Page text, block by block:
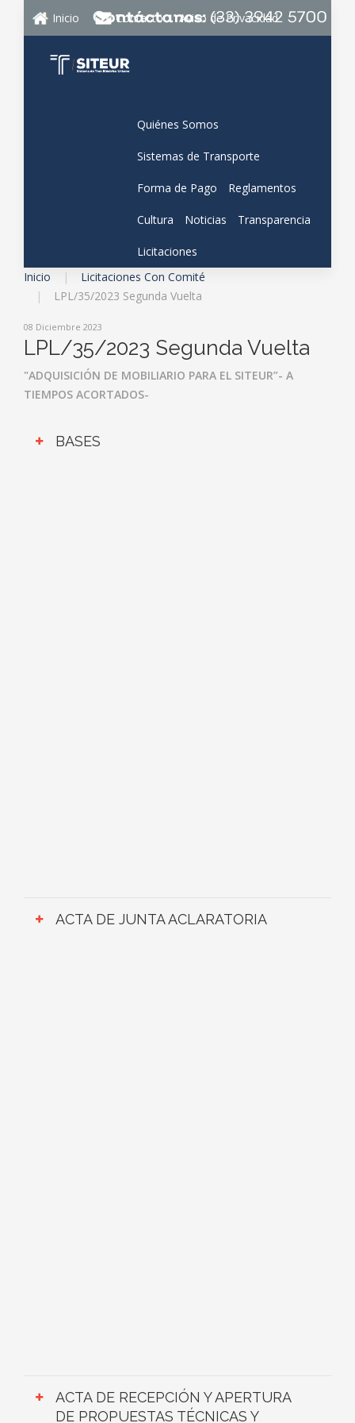
Inicio Contacto Aviso de Privacidad
Quiénes Somos
Sistemas de Transporte
Forma de Pago Reglamentos
Cultura Noticias Transparencia
Licitaciones
Inicio
Licitaciones Con Comité
LPL/35/2023 Segunda Vuelta
08 Diciembre 2023
LPL/35/2023 Segunda Vuelta
"ADQUISICIÓN DE MOBILIARIO PARA EL SITEUR”- A
TIEMPOS ACORTADOS-
BASES
ACTA DE JUNTA ACLARATORIA
ACTA DE RECEPCIÓN Y APERTURA
DE PROPUESTAS TÉCNICAS Y